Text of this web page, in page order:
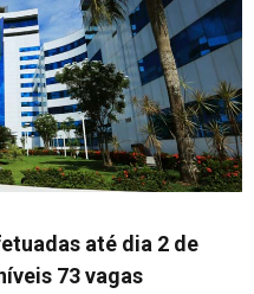
até dia 2 de
73 vagas